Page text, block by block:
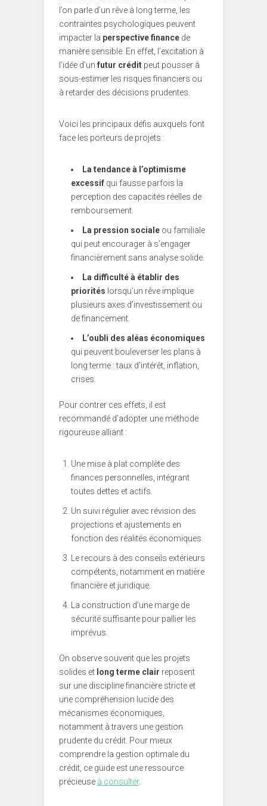
l’on parle d’un rêve à long terme, les
contraintes psychologiques peuvent
impacter la perspective finance de
manière sensible. En effet, l’excitation à
l’idée d’un futur crédit peut pousser à
sous-estimer les risques financiers ou
à retarder des décisions prudentes.
Voici les principaux défis auxquels font
face les porteurs de projets :
La tendance à l’optimisme
excessif qui fausse parfois la
perception des capacités réelles de
remboursement.
La pression sociale ou familiale
qui peut encourager à s’engager
financièrement sans analyse solide.
La difficulté à établir des
priorités lorsqu’un rêve implique
plusieurs axes d’investissement ou
de financement.
L’oubli des aléas économiques
qui peuvent bouleverser les plans à
long terme : taux d’intérêt, inflation,
crises.
Pour contrer ces effets, il est
recommandé d’adopter une méthode
rigoureuse alliant :
Une mise à plat complète des
finances personnelles, intégrant
toutes dettes et actifs.
Un suivi régulier avec révision des
projections et ajustements en
fonction des réalités économiques.
Le recours à des conseils extérieurs
compétents, notamment en matière
financière et juridique.
La construction d’une marge de
sécurité suffisante pour pallier les
imprévus.
On observe souvent que les projets
solides et long terme clair reposent
sur une discipline financière stricte et
une compréhension lucide des
mécanismes économiques,
notamment à travers une gestion
prudente du crédit. Pour mieux
comprendre la gestion optimale du
crédit, ce guide est une ressource
précieuse à consulter.